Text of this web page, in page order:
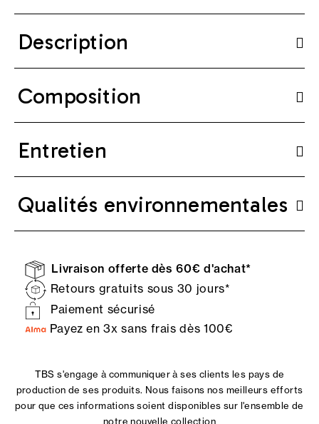
Description
Composition
Entretien
Qualités environnementales
Livraison offerte dès 60€ d'achat*
Retours gratuits sous 30 jours*
Paiement sécurisé
Payez en 3x sans frais dès 100€
TBS s'engage à communiquer à ses clients les pays de
production de ses produits. Nous faisons nos meilleurs efforts
pour que ces informations soient disponibles sur l'ensemble de
notre nouvelle collection